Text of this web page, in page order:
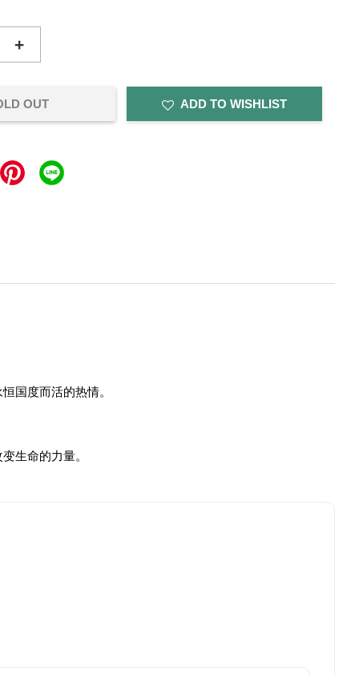
+
OUT ADD TO WISHLIST
国度而活的热情。
生命的力量。